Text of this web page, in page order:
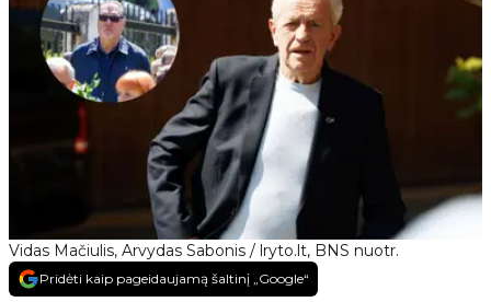
Vidas Mačiulis, Arvydas Sabonis / lryto.lt, BNS nuotr.
Pridėti kaip pageidaujamą šaltinį „Google“